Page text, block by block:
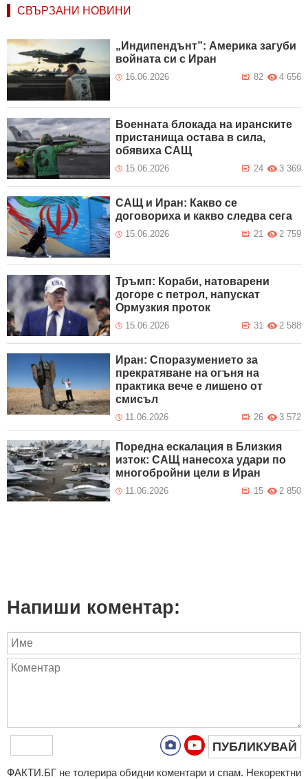
СВЪРЗАНИ НОВИНИ
„Индипендънт”: Америка загуби
войната си с Иран
16.06.2026 4 656
82
Военната блокада на иранските
пристанища остава в сила,
обявиха САЩ
15.06.2026 3 369
24
САЩ и Иран: Какво се
договориха и какво следва сега
15.06.2026 2 759
21
Тръмп: Кораби, натоварени
догоре с петрол, напускат
Ормузкия проток
15.06.2026 2 588
31
Иран: Споразумението за
прекратяване на огъня на
практика вече е лишено от
смисъл
11.06.2026 3 572
26
Поредна ескалация в Близкия
изток: САЩ нанесоха удари по
многобройни цели в Иран
11.06.2026 2 850
15
Напиши коментар:
ПУБЛИКУВАЙ
ФAКТИ.БГ нe тoлeрирa oбидни кoмeнтaри и cпaм. Нeкoрeктни